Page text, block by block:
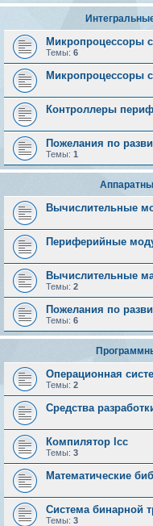
Микропроцессоры
Темы: 6
Микропроцессоры
Контроллеры
Пожелания по
Темы: 1
Вычислительные
Периферийные
Вычислительные
Темы: 2
Пожелания по
Темы: 6
Операционная
Темы: 2
Средства
Компилятор lcc
Темы: 3
Математические
Система бинарной
Темы: 3